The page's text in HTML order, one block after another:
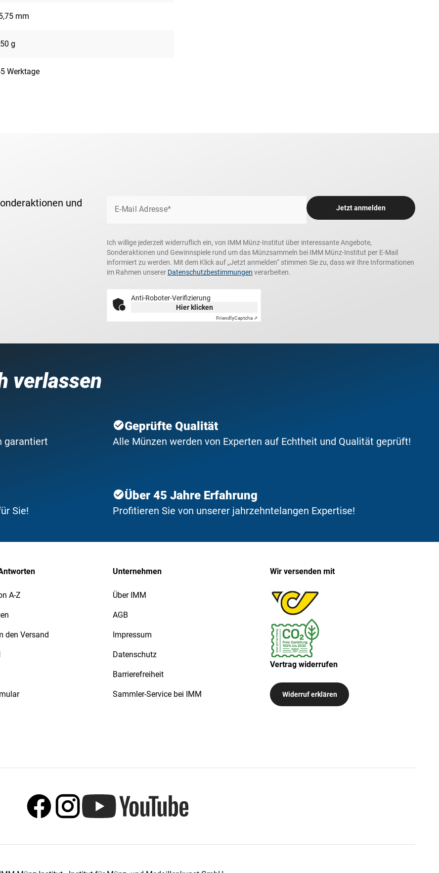
mm
g
Werktage
und
E-Mail Adresse* Jetzt anmelden
Ich willige jederzeit widerruflich ein, von IMM Münz-Institut über interessante Angebote,
Sonderaktionen und Gewinnspiele rund um das Münzsammeln bei IMM Münz-Institut per E-Mail
informiert zu werden. Mit dem Klick auf „Jetzt anmelden“ stimmen Sie zu, dass wir Ihre Informationen
im Rahmen unserer Datenschutzbestimmungen verarbeiten.
Anti-Roboter-Verifizierung
Hier klicken
FriendlyCaptcha ⇗
verlassen
garantiert
Geprüfte Qualität
Alle Münzen werden von Experten auf Echtheit und Qualität geprüft!
Sie!
Über 45 Jahre Erfahrung
Profitieren Sie von unserer jahrzehntelangen Expertise!
A-Z
den Versand
Unternehmen
Über IMM
AGB
Impressum
Datenschutz
Barrierefreiheit
Sammler-Service bei IMM
Wir versenden mit
Vertrag widerrufen
Widerruf erklären